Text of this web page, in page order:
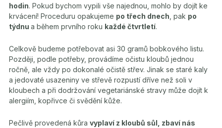
hodin. Pokud bychom vypili vše najednou, mohlo by dojít ke
krvácení! Proceduru opakujeme po třech dnech , pak po
týdnu a během prvního roku každé čtvrtletí.
Celkově budeme potřebovat asi 30 gramů bobkového listu.
Později, podle potřeby, provádíme očistu kloubů jednou
ročně, ale vždy po dokonalé očistě střev. Jinak se staré kaly
a jedovaté usazeniny ve střevě rozpustí dříve než soli v
kloubech a při dodržování vegetariánské stravy může dojít k
alergiím, kopřivce či svědění kůže.
Pečlivě provedená kůra vyplaví z kloubů sůl, zbaví nás